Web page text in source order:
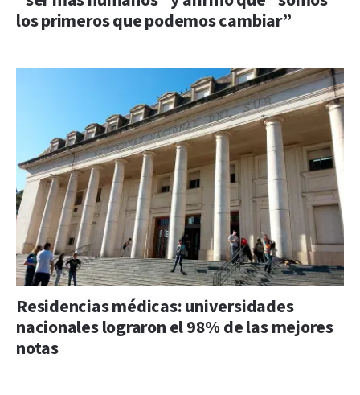
los primeros que podemos cambiar”
Residencias médicas: universidades
nacionales lograron el 98% de las mejores
notas